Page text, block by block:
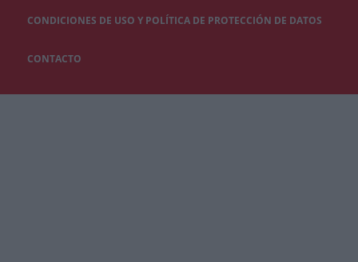
CONDICIONES DE USO Y POLÍTICA DE PROTECCIÓN DE DATOS
CONTACTO